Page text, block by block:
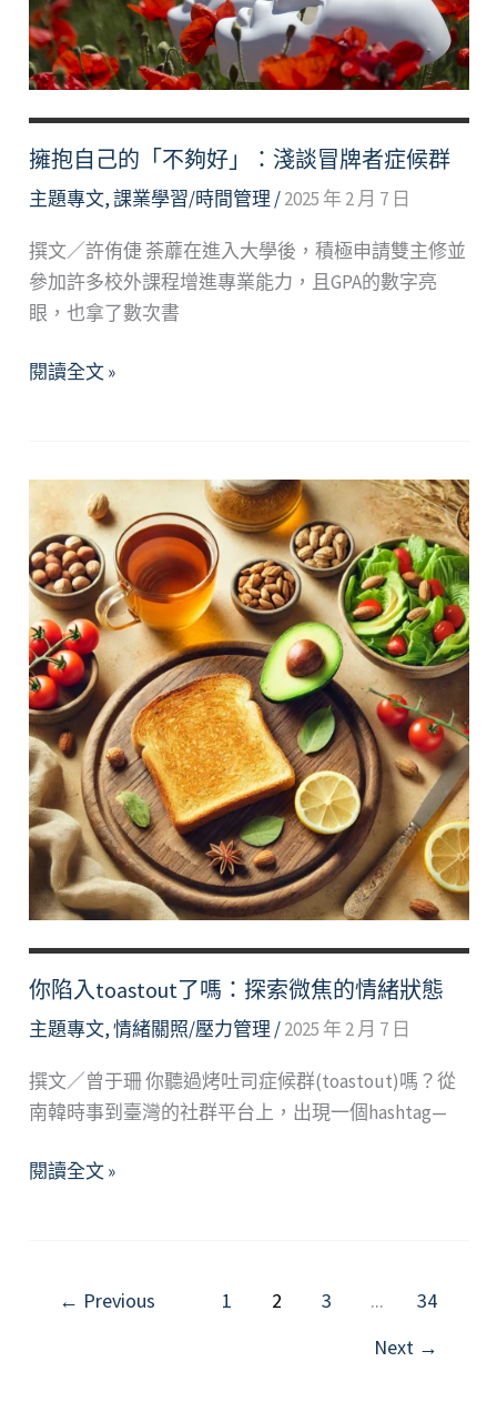
擁抱自己的「不夠好」：淺談冒牌者症候群
主題專文,課業學習/時間管理 /2025 年 2 月 7 日
撰文／許侑倢 荼蘼在進入大學後，積極申請雙主修並
參加許多校外課程增進專業能力，且GPA的數字亮
眼，也拿了數次書
擁
「不
夠
好」：
淺
談
冒
牌
者
症
候
群
閱讀全文 »
你陷入toastout了嗎：探索微焦的情緒狀態
主題專文,情緒關照/壓力管理 /2025 年 2 月 7 日
撰文／曾于珊 你聽過烤吐司症候群(toastout)嗎？從
南韓時事到臺灣的社群平台上，出現一個hashtag—
你
閱讀全文 »
← Previous 1 2 3 ...
34
Next →